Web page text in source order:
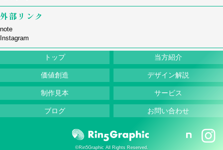
外部リンク
note
Instagram
トップ 当方紹介
価値創造 デザイン解説
制作見本 サービス
ブログ お問い合わせ
©Rin5Graphic All Rights Reserved.